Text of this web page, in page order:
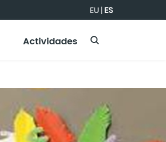
EU|ES
Actividades